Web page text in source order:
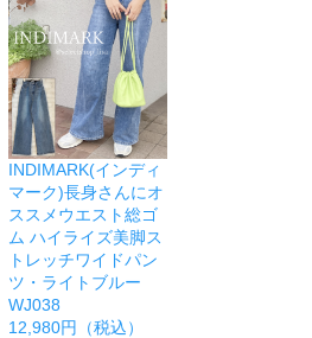
INDIMARK(インディ
マーク)長身さんにオ
ススメウエスト総ゴ
ム ハイライズ美脚ス
トレッチワイドパン
ツ・ライトブルー
WJ038
12,980円（税込）